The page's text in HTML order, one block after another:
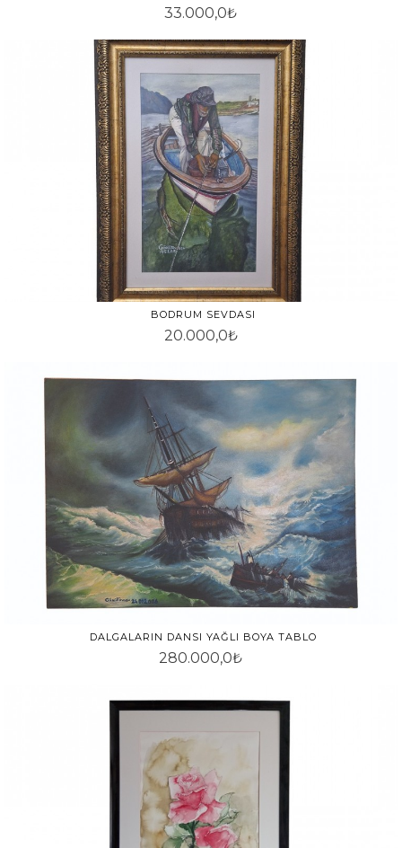
33.000,0₺
BODRUM SEVDASI
20.000,0₺
DALGALARIN DANSI YAĞLI BOYA TABLO
280.000,0₺